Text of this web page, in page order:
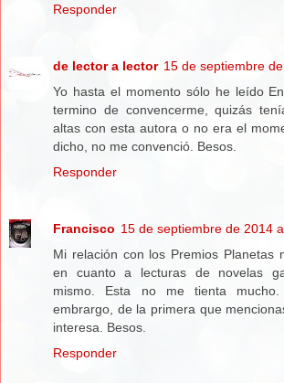
Responder
de lector a lector 15 de septiembre
Yo hasta el momento sólo he leído
termino de convencerme, quizás
altas con esta autora o no era el
dicho, no me convenció. Besos.
Responder
Francisco 15 de septiembre de 2014
Mi relación con los Premios Planetas
en cuanto a lecturas de novelas
mismo. Esta no me tienta
embrargo, de la primera que
interesa. Besos.
Responder